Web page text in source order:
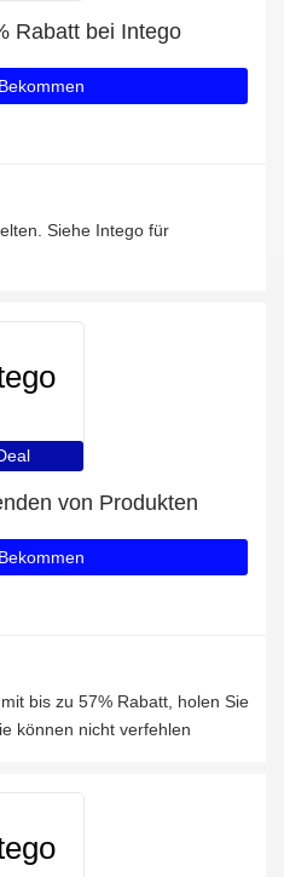
Rabatt bei Intego
Siehe Intego für
von Produkten
bis zu 57% Rabatt, holen Sie
können nicht verfehlen